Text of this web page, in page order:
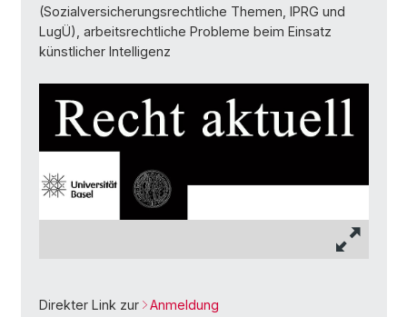
(Sozialversicherungsrechtliche Themen, IPRG und
LugÜ), arbeitsrechtliche Probleme beim Einsatz
künstlicher Intelligenz
Direkter Link zur Anmeldung